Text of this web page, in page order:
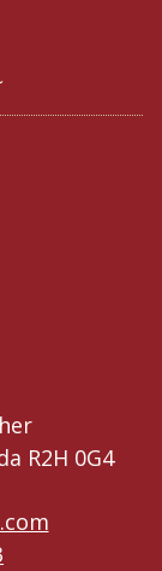
R2H 0G4